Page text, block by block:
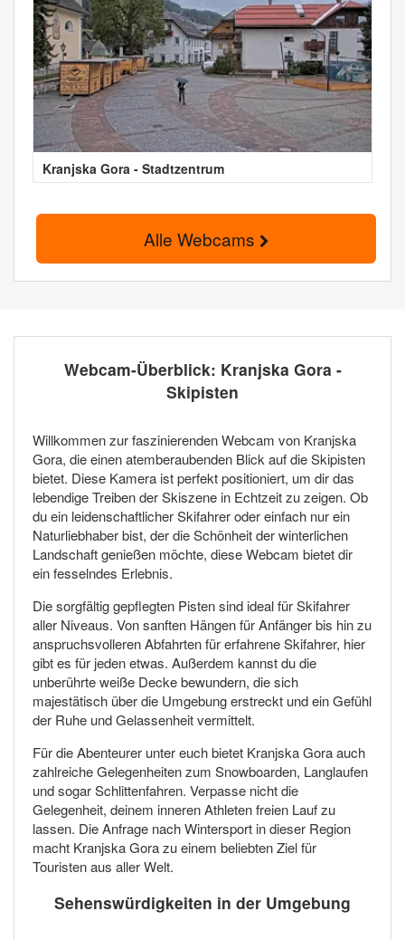
Kranjska Gora - Stadtzentrum
Alle Webcams
Webcam-Überblick: Kranjska Gora -
Skipisten
Willkommen zur faszinierenden Webcam von Kranjska
Gora, die einen atemberaubenden Blick auf die Skipisten
bietet. Diese Kamera ist perfekt positioniert, um dir das
lebendige Treiben der Skiszene in Echtzeit zu zeigen. Ob
du ein leidenschaftlicher Skifahrer oder einfach nur ein
Naturliebhaber bist, der die Schönheit der winterlichen
Landschaft genießen möchte, diese Webcam bietet dir
ein fesselndes Erlebnis.
Die sorgfältig gepflegten Pisten sind ideal für Skifahrer
aller Niveaus. Von sanften Hängen für Anfänger bis hin zu
anspruchsvolleren Abfahrten für erfahrene Skifahrer, hier
gibt es für jeden etwas. Außerdem kannst du die
unberührte weiße Decke bewundern, die sich
majestätisch über die Umgebung erstreckt und ein Gefühl
der Ruhe und Gelassenheit vermittelt.
Für die Abenteurer unter euch bietet Kranjska Gora auch
zahlreiche Gelegenheiten zum Snowboarden, Langlaufen
und sogar Schlittenfahren. Verpasse nicht die
Gelegenheit, deinem inneren Athleten freien Lauf zu
lassen. Die Anfrage nach Wintersport in dieser Region
macht Kranjska Gora zu einem beliebten Ziel für
Touristen aus aller Welt.
Sehenswürdigkeiten in der Umgebung